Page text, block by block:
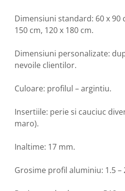
Dimensiuni standard: 60 x 90
150 cm, 120 x 180 cm.
Dimensiuni personalizate:
nevoile clientilor.
Culoare: profilul – argintiu.
Insertiile: perie si cauciuc
maro).
Inaltime: 17 mm.
Grosime profil aluminiu: 1.5 –